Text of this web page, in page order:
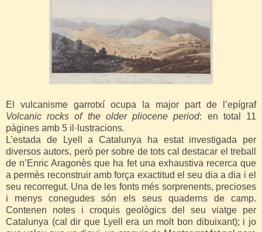
El vulcanisme garrotxí ocupa la major part de l’epígraf
Volcanic rocks of the older pliocene period: en total 11
pàgines amb 5 il·lustracions.
L’estada de Lyell a Catalunya ha estat investigada per
diversos autors, però per sobre de tots cal destacar el treball
de n’Enric Aragonès que ha fet una exhaustiva recerca que
a permès reconstruir amb força exactitud el seu dia a dia i el
seu recorregut. Una de les fonts més sorprenents, precioses
i menys conegudes són els seus quaderns de camp.
Contenen notes i croquis geològics del seu viatge per
Catalunya (cal dir que Lyell era un molt bon dibuixant); i jo